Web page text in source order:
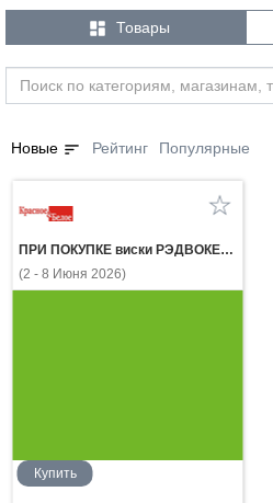
 Товары
Новые sort Рейтинг Популярные
ПРИ ПОКУПКЕ виски РЭДВОКЕР 0.5л газ.напиток ЭКСПОРТ СТАЙЛ КЛАССИК КОЛА 0.5л за 1 рубль
(2 - 8 Июня 2026)
Купить